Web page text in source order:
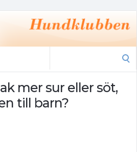
mer sur eller söt,
till barn?